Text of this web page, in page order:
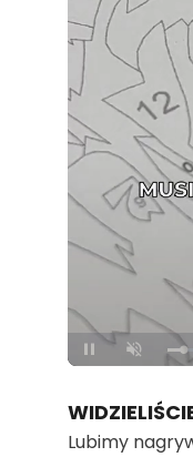
Unmute
Lubimy